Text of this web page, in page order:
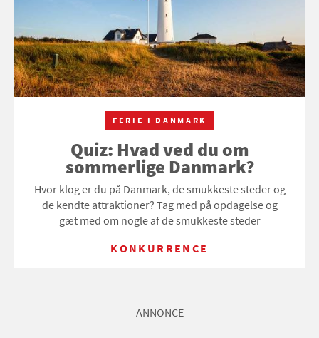
FERIE I DANMARK
Quiz: Hvad ved du om
sommerlige Danmark?
Hvor klog er du på Danmark, de smukkeste steder og
de kendte attraktioner? Tag med på opdagelse og
gæt med om nogle af de smukkeste steder
KONKURRENCE
ANNONCE